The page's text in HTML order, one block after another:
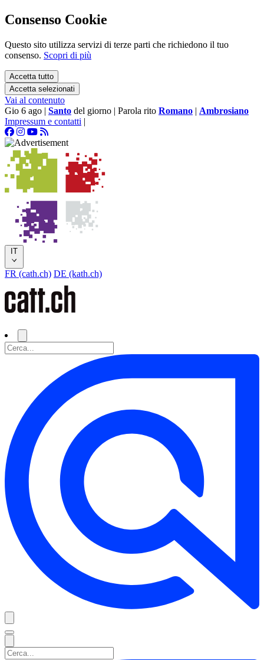
Consenso Cookie
Questo sito utilizza servizi di terze parti che richiedono il tuo
consenso. Scopri di più
Accetta tutto
Accetta selezionati
Vai al contenuto
Gio 6 ago | Santo del giorno | Parola rito Romano | Ambrosiano
Impressum e contatti |
IT
FR (cath.ch) DE (kath.ch)